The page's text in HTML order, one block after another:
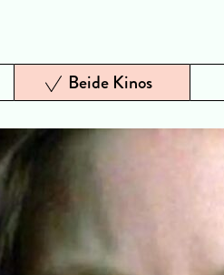
Beide Kinos